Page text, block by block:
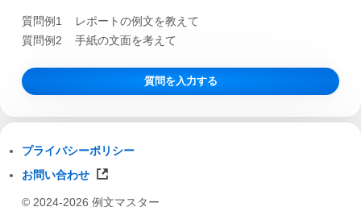
質問例1
レポートの例文を教えて
質問例2
手紙の文面を考えて
質問を入力する
プライバシーポリシー
お問い合わせ
© 2024-2026 例文マスター